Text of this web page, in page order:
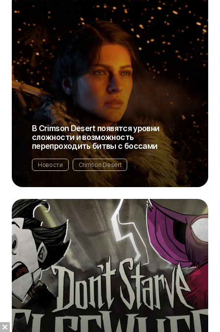
В Crimson Desert появятся уровни
сложности и возможность
перепроходить битвы с боссами
Новости Crimson Desert